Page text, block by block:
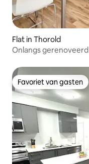
Flat in Thorold
Onlangs gerenoveerd in het hart van Niagara,
Favoriet van gasten
Favoriet van gasten